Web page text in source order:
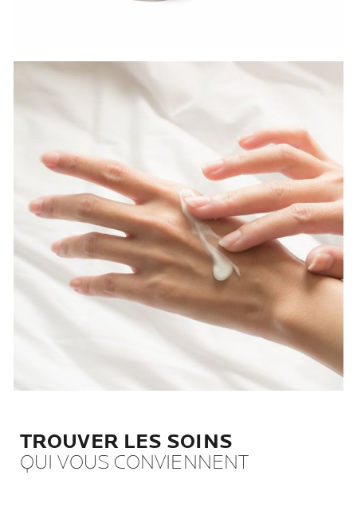
TROUVER LES SOINS
QUI VOUS CONVIENNENT